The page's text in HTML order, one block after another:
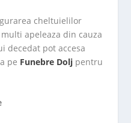
cheltuielilor
apeleaza din cauza
decedat pot accesa
pe Funebre Dolj pentru